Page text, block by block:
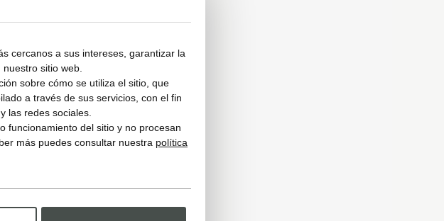
cercanos a sus intereses, garantizar la
sitio web.
sobre cómo se utiliza el sitio, que
a través de sus servicios, con el fin
las redes sociales.
funcionamiento del sitio y no procesan
más puedes consultar nuestra política